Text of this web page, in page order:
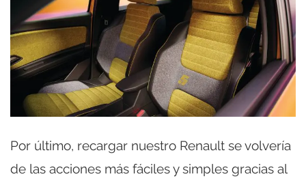
Por último, recargar nuestro Renault se volvería
de las acciones más fáciles y simples gracias al